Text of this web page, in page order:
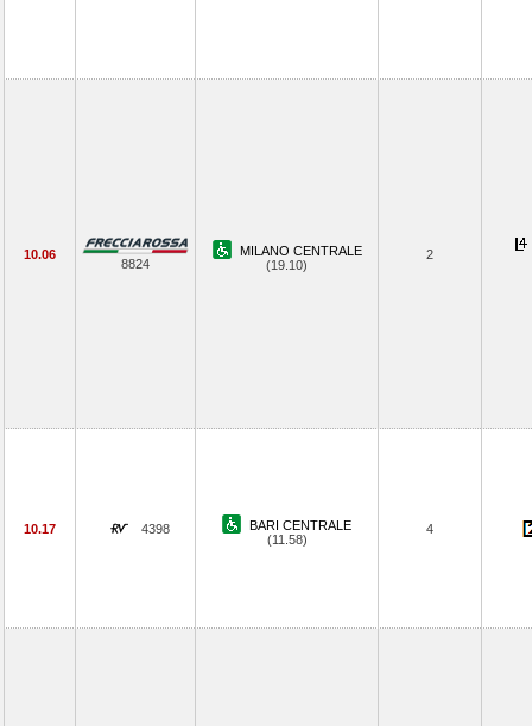
10.06
8824
MILANO CENTRALE
(19.10)
2
10.17 4398
BARI CENTRALE
(11.58)
4